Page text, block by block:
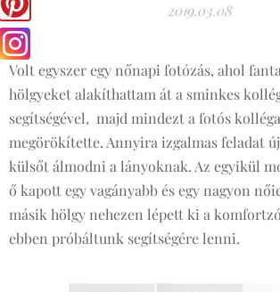
2019.03.08
Volt egyszer egy nőnapi fotózás, ahol
hölgyeket alakíthattam át a sminkes
segítségével, majd mindezt a fotós
megörökítette. Annyira izgalmas feladat
külsőt álmodni a lányoknak. Az egyikül
ő kapott egy vagányabb és egy nagyon
másik hölgy nehezen lépett ki a
ebben próbáltunk segítségére lenni.